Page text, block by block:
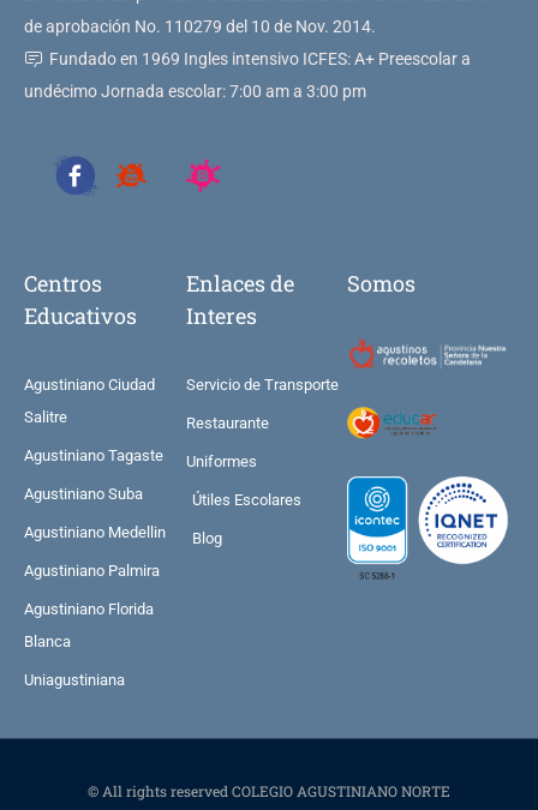
de aprobación No. 110279 del 10 de Nov. 2014.
Fundado en 1969 Ingles intensivo ICFES: A+ Preescolar a
undécimo Jornada escolar: 7:00 am a 3:00 pm
Centros
Educativos
Agustiniano Ciudad
Salitre
Agustiniano Tagaste
Agustiniano Suba
Agustiniano Medellin
Agustiniano Palmira
Agustiniano Florida
Blanca
Uniagustiniana
Enlaces de
Interes
Servicio de Transporte
Restaurante
Uniformes
Útiles Escolares
Blog
Somos
© All rights reserved COLEGIO AGUSTINIANO NORTE